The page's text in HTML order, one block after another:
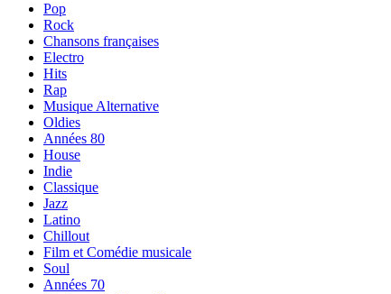
Pop
Rock
Chansons françaises
Electro
Hits
Rap
Musique Alternative
Oldies
Années 80
House
Indie
Classique
Jazz
Latino
Chillout
Film et Comédie musicale
Soul
Années 70